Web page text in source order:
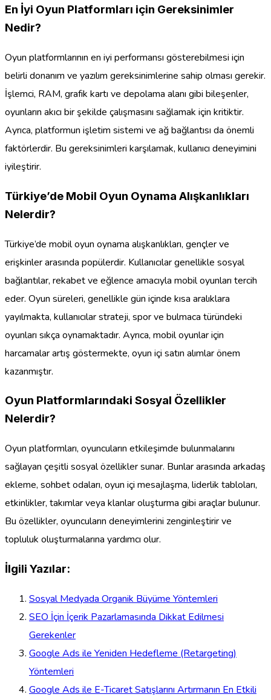
En İyi Oyun Platformları için Gereksinimler
Nedir?
Oyun platformlarının en iyi performansı gösterebilmesi için
belirli donanım ve yazılım gereksinimlerine sahip olması gerekir.
İşlemci, RAM, grafik kartı ve depolama alanı gibi bileşenler,
oyunların akıcı bir şekilde çalışmasını sağlamak için kritiktir.
Ayrıca, platformun işletim sistemi ve ağ bağlantısı da önemli
faktörlerdir. Bu gereksinimleri karşılamak, kullanıcı deneyimini
iyileştirir.
Türkiye’de Mobil Oyun Oynama Alışkanlıkları
Nelerdir?
Türkiye’de mobil oyun oynama alışkanlıkları, gençler ve
erişkinler arasında popülerdir. Kullanıcılar genellikle sosyal
bağlantılar, rekabet ve eğlence amacıyla mobil oyunları tercih
eder. Oyun süreleri, genellikle gün içinde kısa aralıklara
yayılmakta, kullanıcılar strateji, spor ve bulmaca türündeki
oyunları sıkça oynamaktadır. Ayrıca, mobil oyunlar için
harcamalar artış göstermekte, oyun içi satın alımlar önem
kazanmıştır.
Oyun Platformlarındaki Sosyal Özellikler
Nelerdir?
Oyun platformları, oyuncuların etkileşimde bulunmalarını
sağlayan çeşitli sosyal özellikler sunar. Bunlar arasında arkadaş
ekleme, sohbet odaları, oyun içi mesajlaşma, liderlik tabloları,
etkinlikler, takımlar veya klanlar oluşturma gibi araçlar bulunur.
Bu özellikler, oyuncuların deneyimlerini zenginleştirir ve
topluluk oluşturmalarına yardımcı olur.
İlgili Yazılar:
Sosyal Medyada Organik Büyüme Yöntemleri
SEO İçin İçerik Pazarlamasında Dikkat Edilmesi
Gerekenler
Google Ads ile Yeniden Hedefleme (Retargeting)
Yöntemleri
Google Ads ile E-Ticaret Satışlarını Artırmanın En Etkili